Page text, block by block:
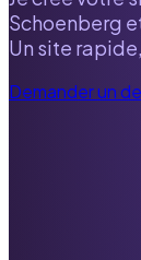
Schoenberg
Un site
Demander un